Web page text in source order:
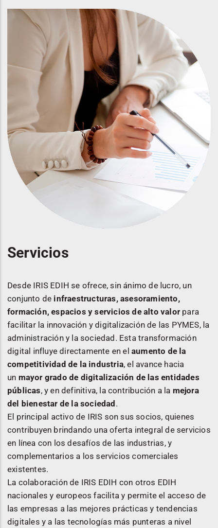
Servicios
Desde IRIS EDIH se ofrece, sin ánimo de lucro, un
conjunto de infraestructuras, asesoramiento,
formación, espacios y servicios de alto valor para
facilitar la innovación y digitalización de las PYMES, la
administración y la sociedad. Esta transformación
digital influye directamente en el aumento de la
competitividad de la industria, el avance hacia
un mayor grado de digitalización de las entidades
públicas, y en definitiva, la contribución a la mejora
del bienestar de la sociedad.
El principal activo de IRIS son sus socios, quienes
contribuyen brindando una oferta integral de servicios
en línea con los desafíos de las industrias, y
complementarios a los servicios comerciales
existentes.
La colaboración de IRIS EDIH con otros EDIH
nacionales y europeos facilita y permite el acceso de
las empresas a las mejores prácticas y tendencias
digitales y a las tecnologías más punteras a nivel